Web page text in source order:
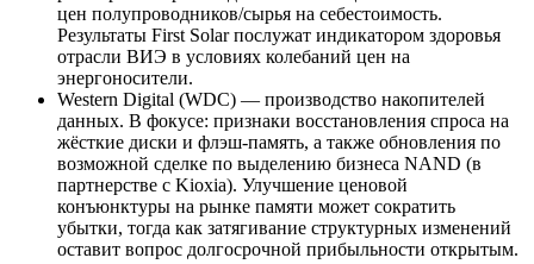
цен полупроводников/сырья на себестоимость.
Результаты First Solar послужат индикатором здоровья
отрасли ВИЭ в условиях колебаний цен на
энергоносители.
Western Digital (WDC) — производство накопителей
данных. В фокусе: признаки восстановления спроса на
жёсткие диски и флэш-память, а также обновления по
возможной сделке по выделению бизнеса NAND (в
партнерстве с Kioxia). Улучшение ценовой
конъюнктуры на рынке памяти может сократить
убытки, тогда как затягивание структурных изменений
оставит вопрос долгосрочной прибыльности открытым.